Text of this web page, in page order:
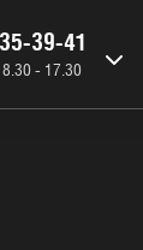
39-41
- 17.30